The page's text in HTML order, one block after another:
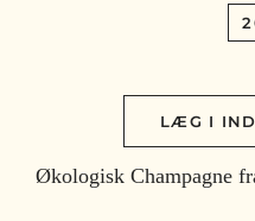
LÆG I
Økologisk Champagne